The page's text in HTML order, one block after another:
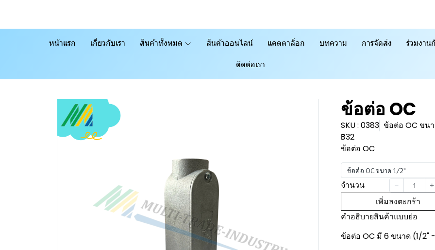
หน้าแรก เกี่ยวกับเรา สินค้าทั้งหมด สินค้าออนไลน์ แคตตาล็อก บทความ การจัดส่ง ร่วมงาน
ติดต่อเรา
ข้อต่อ OC
SKU : 0383 ข้อต่อ OC ขน
฿32
ข้อต่อ OC
ข้อต่อ OC ขนาด 1/2"
จำนวน
เพิ่มลงตะกร้า
คำอธิบายสินค้าแบบย่อ
ข้อต่อ OC มี 6 ขนาด (1/2"